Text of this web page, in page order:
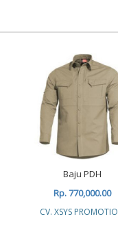
Baju PDH
Rp. 770,000.00
CV. XSYS